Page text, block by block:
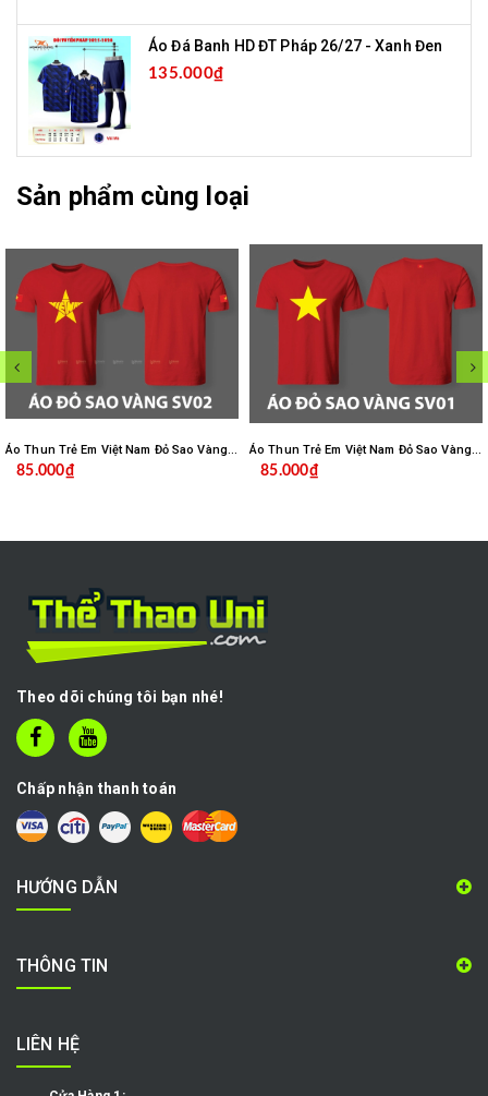
Áo Đá Banh HD ĐT Pháp 26/27 - Xanh Đen
135.000₫
Sản phẩm cùng loại
Áo Thun Trẻ Em Việt Nam Đỏ Sao Vàng Cao Cấp Mè Caro SV02
85.000₫
Áo Thun Trẻ Em Việt Nam Đỏ Sao Vàng Cao Cấp Mè Caro SV01
85.000₫
Theo dõi chúng tôi bạn nhé!
Chấp nhận thanh toán
HƯỚNG DẪN
THÔNG TIN
LIÊN HỆ